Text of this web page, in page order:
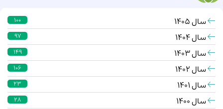
سال 1405 100
سال 1404 97
سال 1403 149
سال 1402 106
سال 1401 23
سال 1400 28